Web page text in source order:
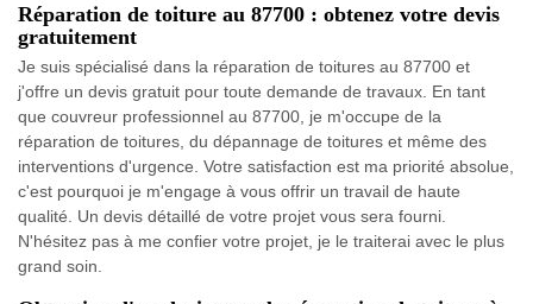
Réparation de toiture au 87700 : obtenez votre devis
gratuitement
Je suis spécialisé dans la réparation de toitures au 87700 et
j'offre un devis gratuit pour toute demande de travaux. En tant
que couvreur professionnel au 87700, je m'occupe de la
réparation de toitures, du dépannage de toitures et même des
interventions d'urgence. Votre satisfaction est ma priorité absolue,
c'est pourquoi je m'engage à vous offrir un travail de haute
qualité. Un devis détaillé de votre projet vous sera fourni.
N'hésitez pas à me confier votre projet, je le traiterai avec le plus
grand soin.